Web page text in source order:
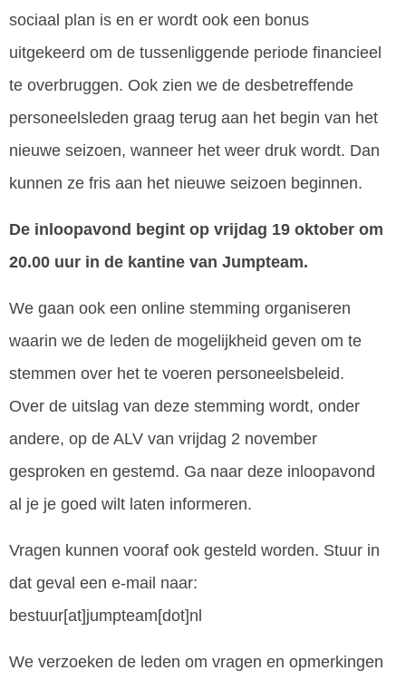
sociaal plan is en er wordt ook een bonus
uitgekeerd om de tussenliggende periode financieel
te overbruggen. Ook zien we de desbetreffende
personeelsleden graag terug aan het begin van het
nieuwe seizoen, wanneer het weer druk wordt. Dan
kunnen ze fris aan het nieuwe seizoen beginnen.
De inloopavond begint op vrijdag 19 oktober om
20.00 uur in de kantine van Jumpteam.
We gaan ook een online stemming organiseren
waarin we de leden de mogelijkheid geven om te
stemmen over het te voeren personeelsbeleid.
Over de uitslag van deze stemming wordt, onder
andere, op de ALV van vrijdag 2 november
gesproken en gestemd. Ga naar deze inloopavond
al je je goed wilt laten informeren.
Vragen kunnen vooraf ook gesteld worden. Stuur in
dat geval een e-mail naar:
bestuur[at]jumpteam[dot]nl
We verzoeken de leden om vragen en opmerkingen